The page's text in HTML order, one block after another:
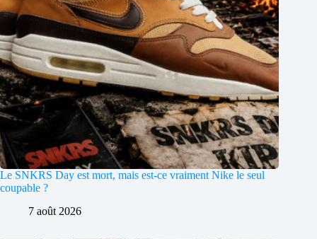
Le SNKRS Day est mort, mais est-ce vraiment Nike le seul
coupable ?
7 août 2026